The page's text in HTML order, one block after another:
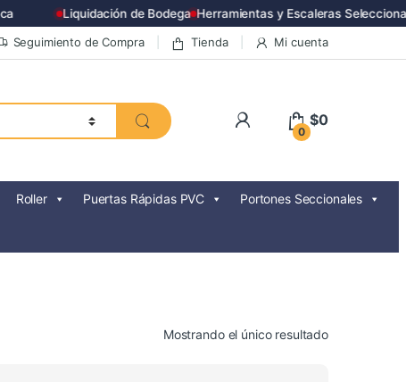
Liquidación de Bodega Herramientas y Escaleras
Seguimiento de Compra Tienda Mi cuenta
0
$0
Roller Puertas Rápidas PVC Portones Seccionales
Mostrando el único resultado